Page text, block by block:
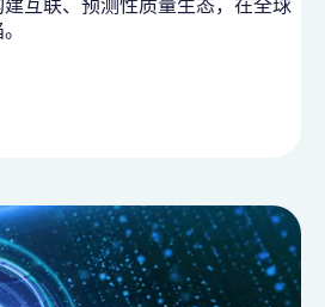
互联、预测性质量生态，在全球